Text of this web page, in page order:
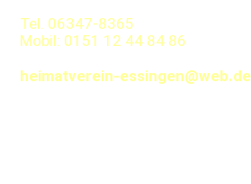
Tel. 06347-8365
Mobil: 0151 12 44 84 86
heimatverein-essingen@web.de